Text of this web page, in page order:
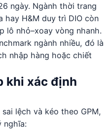
ngày. Ngành thời trang
hay H&M duy trì DIO còn
lô nhỏ–xoay vòng nhanh.
ngành nhiều, đó là
nhập hàng hoặc chiết
khi xác định
lệch và kéo theo GPM,
nghĩa: